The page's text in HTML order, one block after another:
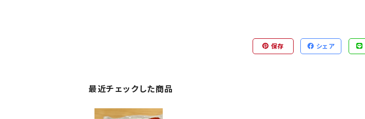
保存 シェア
最近チェックした商品